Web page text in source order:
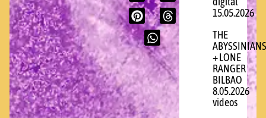
15.05.2026
THE
ABYSSINIANS
+ LONE
RANGER
BILBAO
8.05.2026
videos